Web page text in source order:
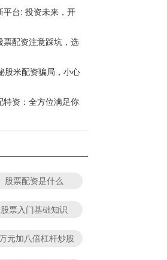
平台: 投资未来，开
票配资注意踩坑，选
股米配资骗局，小心
特资：全方位满足你
股票配资是什么
股票入门基础知识
元加八倍杠杆炒股